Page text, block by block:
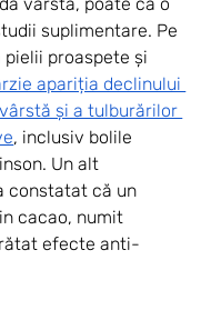
suplimentare. Pe
proaspete și
apariția declinului
și a tulburărilor
, inclusiv bolile
Un alt
constatat că un
cacao, numit
efecte anti-